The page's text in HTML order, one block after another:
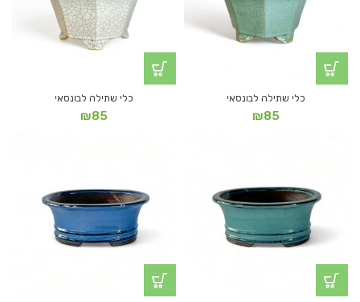
כלי שתילה לבונסאי
₪85
כלי שתילה לבונסאי
₪85